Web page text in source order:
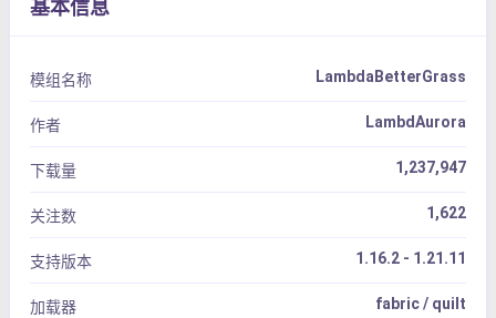
基本信息
模组名称 LambdaBetterGrass
作者 LambdAurora
下载量 1,237,947
关注数 1,622
支持版本 1.16.2 - 1.21.11
加载器 fabric / quilt